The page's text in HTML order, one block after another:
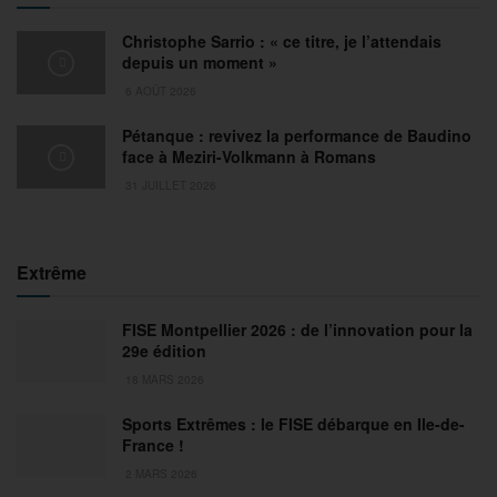
Christophe Sarrio : « ce titre, je l’attendais
depuis un moment »
Pétanque : revivez la performance de Baudino
face à Meziri-Volkmann à Romans
Extrême
FISE Montpellier 2026 : de l’innovation pour la
29e édition
Sports Extrêmes : le FISE débarque en Ile-de-
France !